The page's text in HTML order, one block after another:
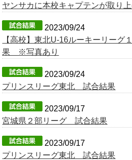
OB会
ヤンサカに本校キャプテンが取り
2023/09/24
【高校】東北U-16ルーキーリーグ
果 ※写真あり
2023/09/24
プリンスリーグ東北 試合結果
2023/09/17
宮城県２部リーグ 試合結果
2023/09/17
プリンスリーグ東北 試合結果